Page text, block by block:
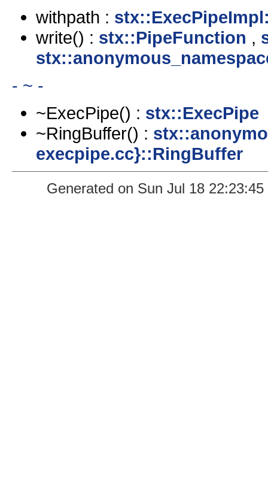
withpath :
write() : stx::PipeFunction ,
- ~ -
~ExecPipe() : stx::ExecPipe
~RingBuffer() :
execpipe.cc}::RingBuffer
Generated on Sun Jul 18